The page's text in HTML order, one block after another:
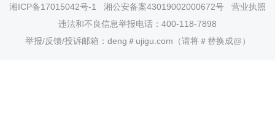
湘ICP备17015042号-1
湘公安备案43019002000672号
营业执照
违法和不良信息举报电话：400-118-7898
举报/反馈/投诉邮箱：deng＃ujigu.com（请将＃替换成@）